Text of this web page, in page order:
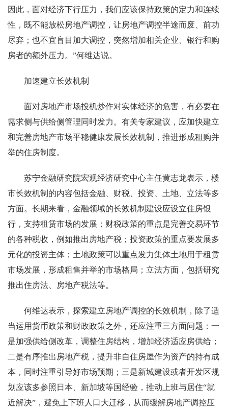
因此，面对经济下行压力，我们应该保持政策的定力和连续
性，既不能放松房地产调控，让房地产调控半途而废、前功
尽弃；也不宜盲目加大调控，突然增加相关企业、银行和购
房者的额外压力。”何维达说。
加速建立长效机制
面对房地产市场投机炒作对实体经济的危害，有必要在
需求侧与供给侧管理同时发力。有关专家建议，应加快建立
和完善房地产市场平稳健康发展长效机制，推进形成租购并
举的住房制度。
苏宁金融研究院宏观经济研究中心主任黄志龙表示，楼
市长效机制的内容包括金融、财税、投资、土地、立法等多
方面。长期来看，金融领域的长效机制建设应设立住房银
行，支持租赁市场的发展；财税政策的重点是完善交易环节
的各种税收，例如推出房地产税；投资政策的重点要发展多
元化的投资主体；土地政策可以重点发力集体土地用于租赁
市场发展，形成租售并举的市场格局；立法方面，包括研究
推出住房法、房地产税法等。
何维达表示，探索建立房地产调控的长效机制，除了适
当运用货币政策和财政政策之外，还应注重三方面问题：一
是加强供给侧改革，调整住房结构，增加经济适应房供给；
二是有序推出房地产税，提升非自住房屋作为资产的持有成
本，同时注重引导好市场预期；三是新城建设或者开发区规
划应该多参照日本、新加坡等国经验，推动上班与居住“就
近解决”，避免上下班人口大迁移，从而缓解房地产调控压